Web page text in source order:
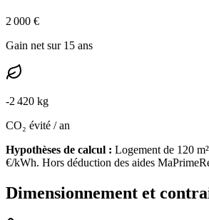
2 000 €
Gain net sur 15 ans
-2 420 kg
CO₂ évité / an
Hypothèses de calcul : Logement de 120
€/kWh. Hors déduction des aides
Dimensionnement et